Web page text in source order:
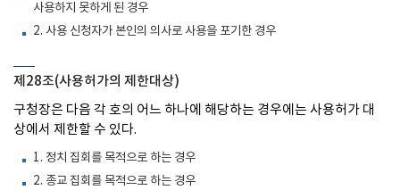
사용하지 못하게 된 경우
2. 사용 신청자가 본인의 의사로 사용을 포기한 경우
제28조(사용허가의 제한대상)
구청장은 다음 각 호의 어느 하나에 해당하는 경우에는 사용허가 대
상에서 제한할 수 있다.
1. 정치 집회를 목적으로 하는 경우
2. 종교 집회를 목적으로 하는 경우